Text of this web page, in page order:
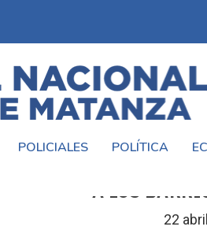
POLICIALES POLÍTICA
A LOS
22